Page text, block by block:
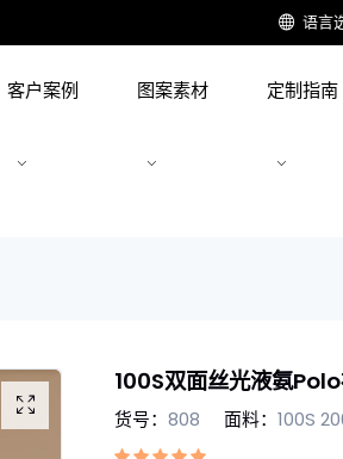
语言
客户案例 图案素材 定制指南
100S双面丝光液氨
货号： 808 面料： 100S